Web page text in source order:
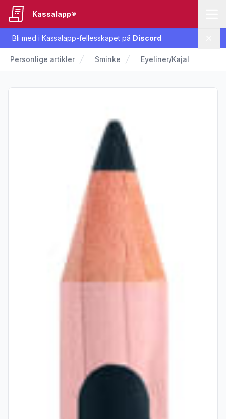
Bli med i Kassalapp-fellesskapet på Discord
Kassalapp®
Personlige artikler Sminke Eyeliner/Kajal